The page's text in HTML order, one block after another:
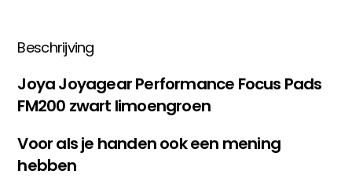
Beschrijving
Joya Joyagear Performance Focus Pads
FM200 zwart limoengroen
Voor als je handen ook een mening
hebben